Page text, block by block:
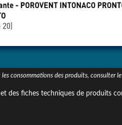
consommations des produits, consulter
des fiches techniques de produits